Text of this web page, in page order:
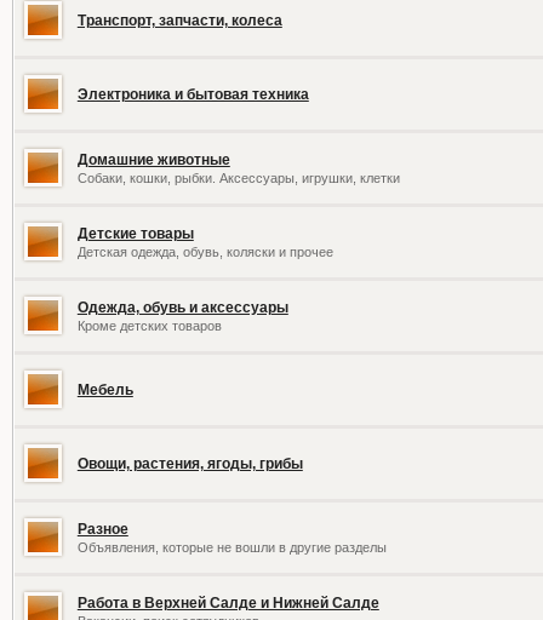
Транспорт, запчасти, колеса
Электроника и бытовая техника
Домашние животные
Собаки, кошки, рыбки. Аксессуары, игрушки, клетки
Детские товары
Детская одежда, обувь, коляски и прочее
Одежда, обувь и аксессуары
Кроме детских товаров
Мебель
Овощи, растения, ягоды, грибы
Разное
Объявления, которые не вошли в другие разделы
Работа в Верхней Салде и Нижней Салде